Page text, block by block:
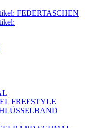
FEDERTASCHEN
FREESTYLE